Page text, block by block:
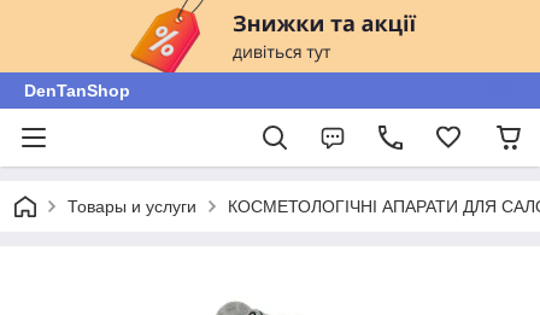
DenTanShop
Товары и услуги КОСМЕТОЛОГІЧНІ АПАРАТИ ДЛЯ